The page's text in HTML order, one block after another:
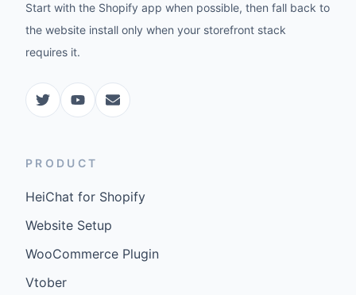
Start with the Shopify app when possible, then fall back to
the website install only when your storefront stack
requires it.
PRODUCT
HeiChat for Shopify
Website Setup
WooCommerce Plugin
Vtober